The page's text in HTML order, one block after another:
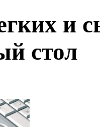
и
стол